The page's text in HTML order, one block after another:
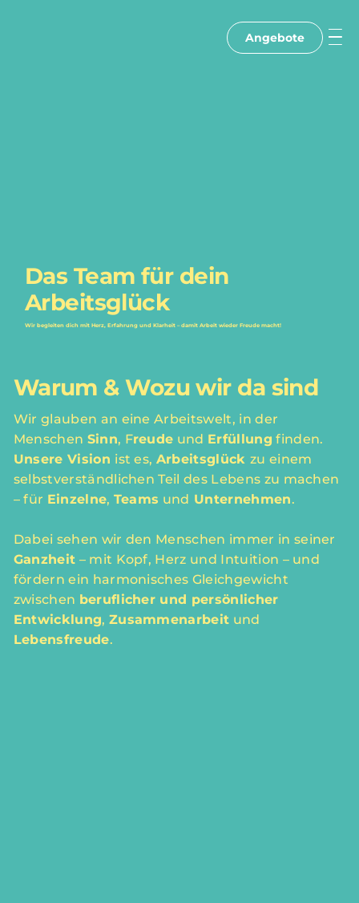
Angebote
Das Team für dein
Arbeitsglück
Wir begleiten dich mit Herz, Erfahrung und Klarheit – damit Arbeit wieder Freude macht!
Warum & Wozu wir da sind
Wir glauben an eine Arbeitswelt, in der
Menschen Sinn, Freude und Erfüllung finden.
Unsere Vision ist es, Arbeitsglück zu einem
selbstverständlichen Teil des Lebens zu machen
– für Einzelne, Teams und Unternehmen.
Dabei sehen wir den Menschen immer in seiner
Ganzheit – mit Kopf, Herz und Intuition – und
fördern ein harmonisches Gleichgewicht
zwischen beruflicher und persönlicher
Entwicklung, Zusammenarbeit und
Lebensfreude.